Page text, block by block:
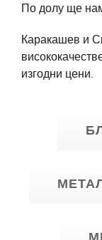
По долу ще
Каракашев и
изгодни цени.